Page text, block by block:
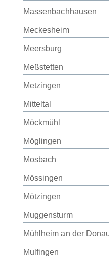
Massenbachhausen
Meckesheim
Meersburg
Meßstetten
Metzingen
Mitteltal
Möckmühl
Möglingen
Mosbach
Mössingen
Mötzingen
Muggensturm
Mühlheim an der
Mulfingen